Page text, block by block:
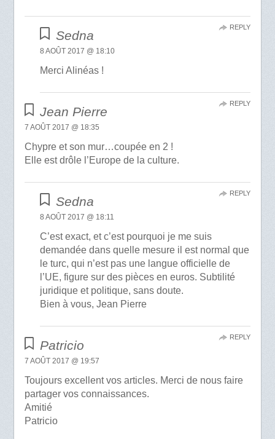
Sedna
8 AOÛT 2017 @ 18:10
Merci Alinéas !
REPLY
Jean Pierre
7 AOÛT 2017 @ 18:35
Chypre et son mur…coupée en 2 !
Elle est drôle l’Europe de la culture.
REPLY
Sedna
8 AOÛT 2017 @ 18:11
C’est exact, et c’est pourquoi je me suis
demandée dans quelle mesure il est normal que
le turc, qui n’est pas une langue officielle de
l’UE, figure sur des pièces en euros. Subtilité
juridique et politique, sans doute.
Bien à vous, Jean Pierre
REPLY
Patricio
7 AOÛT 2017 @ 19:57
Toujours excellent vos articles. Merci de nous faire
partager vos connaissances.
Amitié
Patricio
REPLY